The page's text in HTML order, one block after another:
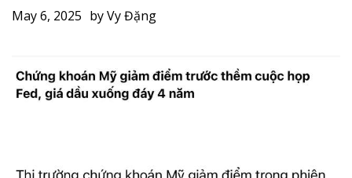
May 6, 2025 byVy Đặng